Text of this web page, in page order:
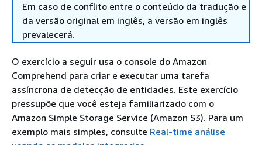
Em caso de conflito entre o conteúdo da tradução e
da versão original em inglês, a versão em inglês
prevalecerá.
O exercício a seguir usa o console do Amazon
Comprehend para criar e executar uma tarefa
assíncrona de detecção de entidades. Este exercício
pressupõe que você esteja familiarizado com o
Amazon Simple Storage Service (Amazon S3). Para um
exemplo mais simples, consulte Real-time análise